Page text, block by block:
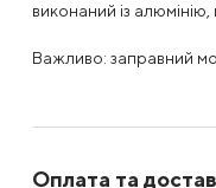
виконаний із
Важливо: заправний
Оплата та